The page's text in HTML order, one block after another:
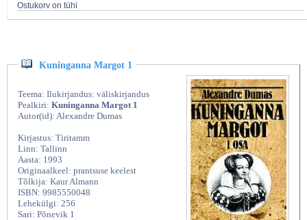
Ostukorv on tühi
Kuninganna Margot 1
Teema: Ilukirjandus: väliskirjandus
Pealkiri: Kuninganna Margot 1
Autor(id): Alexandre Dumas
Kirjastus: Tiritamm
Linn: Tallinn
Aasta: 1993
Originaalkeel: prantsuse keelest
Tõlkija: Kaur Almann
ISBN: 9985550048
Lehekülgi: 256
Sari: Põnevik 1